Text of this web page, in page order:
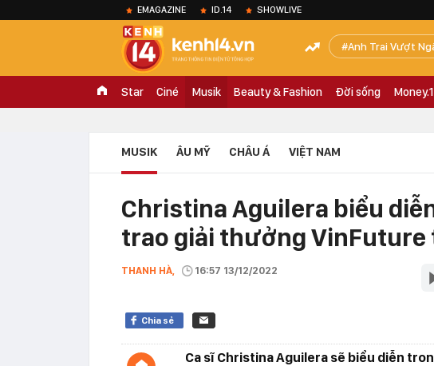
EMAGAZINE ID.14 SHOWLIVE
Anh Trai Vượt
Star Ciné Musik Beauty & Fashion Đời sống
MUSIK ÂU MỸ CHÂU Á VIỆT NAM
Christina Aguilera biểu
trao giải thưởng VinFuture
THANH HÀ, 16:57 13/12/2022
Chia sẻ
Ca sĩ Christina Aguilera sẽ biểu diễn